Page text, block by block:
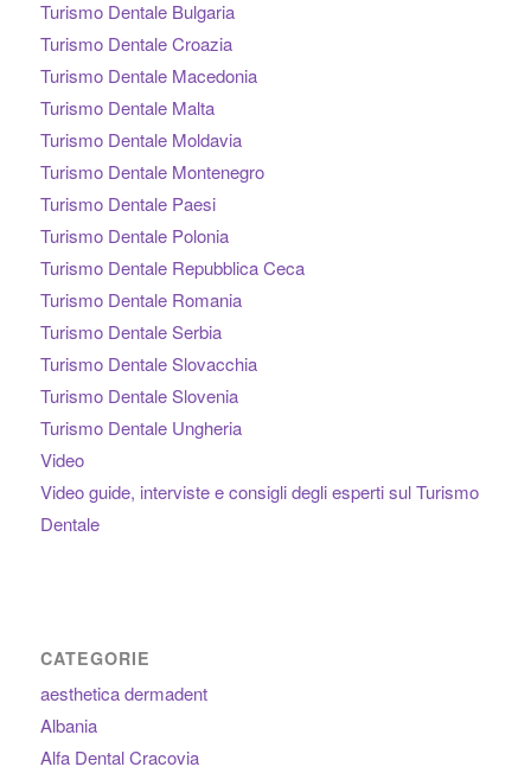
Turismo Dentale Bulgaria
Turismo Dentale Croazia
Turismo Dentale Macedonia
Turismo Dentale Malta
Turismo Dentale Moldavia
Turismo Dentale Montenegro
Turismo Dentale Paesi
Turismo Dentale Polonia
Turismo Dentale Repubblica Ceca
Turismo Dentale Romania
Turismo Dentale Serbia
Turismo Dentale Slovacchia
Turismo Dentale Slovenia
Turismo Dentale Ungheria
Video
Video guide, interviste e consigli degli esperti sul Turismo
Dentale
CATEGORIE
aesthetica dermadent
Albania
Alfa Dental Cracovia